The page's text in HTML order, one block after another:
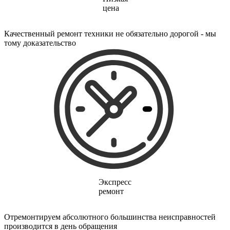
электропростыней
электросамокатов
электрощеток
электрошвабер
электросковороды
электротельферов
электротермосов
электровелосипедов
электровеников
эллиптических тренажеров
эндоскопов
эпиляторов
факса
фальцовщиков
фанкойлов
фаршемешалок
фекальных насосов
фенов настенных
ферментаторов
финишер-брошюровщиков
цена
Качественный ремонт техники не обязательно дорогой - мы
тому доказательство
Экспресс
ремонт
Отремонтируем абсолютного большинства неисправностей
производится в день обращения